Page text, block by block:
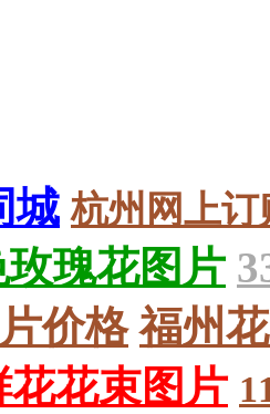
城 杭州网上订
瑰花图片
价格 福州
花花束图片